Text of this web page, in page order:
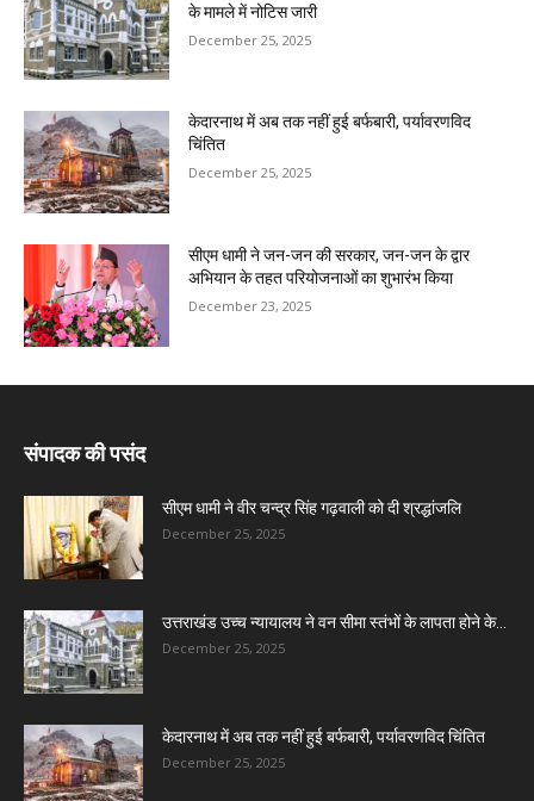
के मामले में नोटिस जारी
December 25, 2025
केदारनाथ में अब तक नहीं हुई बर्फबारी, पर्यावरणविद
चिंतित
December 25, 2025
सीएम धामी ने जन-जन की सरकार, जन-जन के द्वार
अभियान के तहत परियोजनाओं का शुभारंभ किया
December 23, 2025
संपादक की पसंद
सीएम धामी ने वीर चन्द्र सिंह गढ़वाली को दी श्रद्धांजलि
December 25, 2025
उत्तराखंड उच्च न्यायालय ने वन सीमा स्तंभों के लापता होने के...
December 25, 2025
केदारनाथ में अब तक नहीं हुई बर्फबारी, पर्यावरणविद चिंतित
December 25, 2025